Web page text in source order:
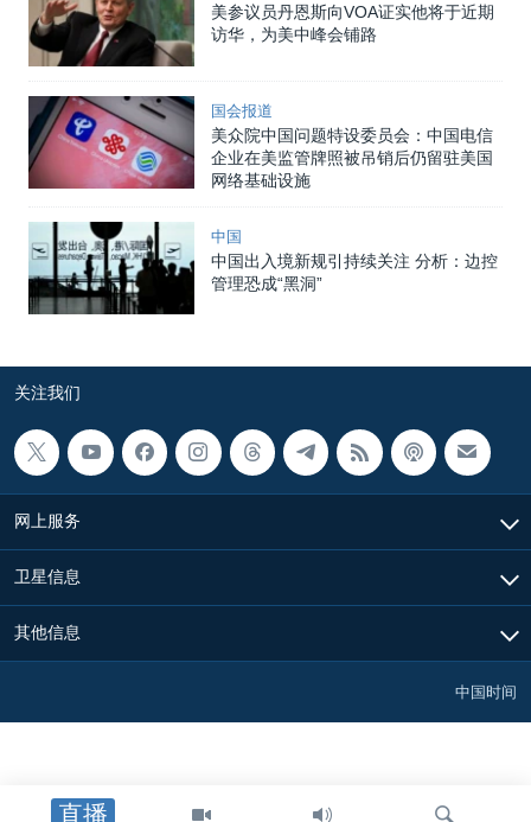
直播
美参议员丹恩斯向VOA证实他将于近期
访华，为美中峰会铺路
国会报道
美众院中国问题特设委员会：中国电信
企业在美监管牌照被吊销后仍留驻美国
网络基础设施
中国
中国出入境新规引持续关注 分析：边控
管理恐成“黑洞”
关注我们
网上服务
卫星信息
其他信息
中国时间